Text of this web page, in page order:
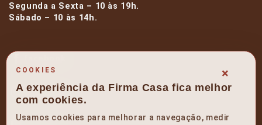
Segunda a Sexta – 10 às 19h.
Sábado – 10 às 14h.
instagram
×
COOKIES
A experiência da Firma Casa fica melhor
com cookies.
Usamos cookies para melhorar a navegação, medir